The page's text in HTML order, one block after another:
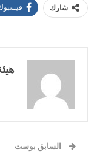
شارك
السابق بوست